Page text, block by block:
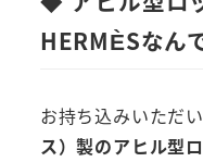
HERMÈSなん
お持ち込みいただい
ス）製のアヒル型